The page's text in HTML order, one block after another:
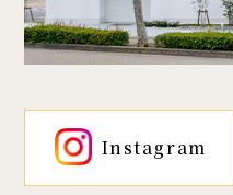
Instagram